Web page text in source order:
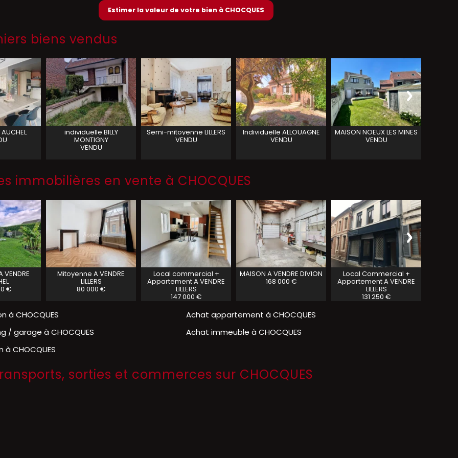
Estimer la valeur de votre bien à CHOCQUES
biens vendus
AUCHEL individuelle BILLY
MONTIGNY
VENDU
Semi-mitoyenne LILLERS
VENDU
Individuelle ALLOUAGNE
VENDU
MAISON NOEUX LES MINES
VENDU
immobilières en vente à CHOCQUES
€
Mitoyenne A VENDRE
LILLERS
80 000 €
Local commercial +
Appartement A VENDRE
LILLERS
147 000 €
MAISON A VENDRE DIVION
168 000 €
Local Commercial +
Appartement A VENDRE
LILLERS
131 250 €
à CHOCQUES
Achat appartement à CHOCQUES
/ garage à CHOCQUES
Achat immeuble à CHOCQUES
CHOCQUES
sorties et commerces sur CHOCQUES